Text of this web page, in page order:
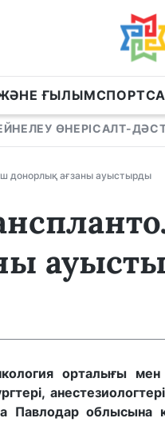
ЖӘНЕ ҒЫЛЫМСПОРТ
ӨНЕРІСАЛТ-
донорлық ағзаны ауыстырды
орталығы
Павлодар